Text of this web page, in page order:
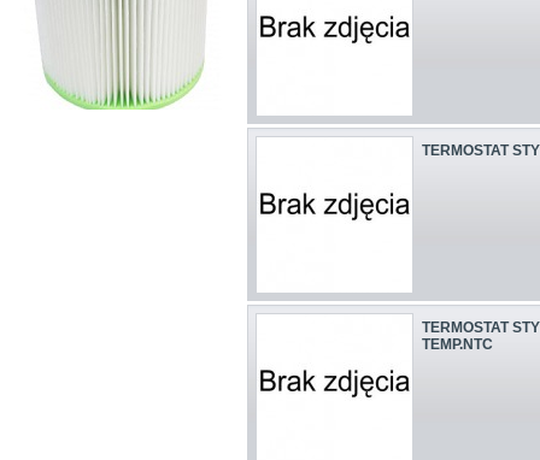
TERMOSTAT
TERMOSTAT
TEMP.NTC